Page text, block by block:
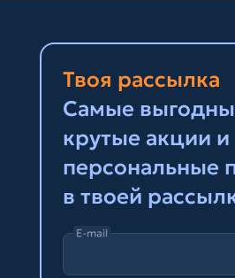
Твоя рассылка
Самые
крутые акции и
персональные
в твоей
E-mail